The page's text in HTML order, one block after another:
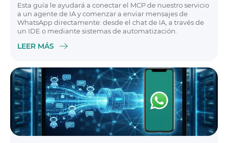
Esta guía le ayudará a conectar el MCP de nuestro servicio
a un agente de IA y comenzar a enviar mensajes de
WhatsApp directamente: desde el chat de IA, a través de
un IDE o mediante sistemas de automatización.
LEER MÁS